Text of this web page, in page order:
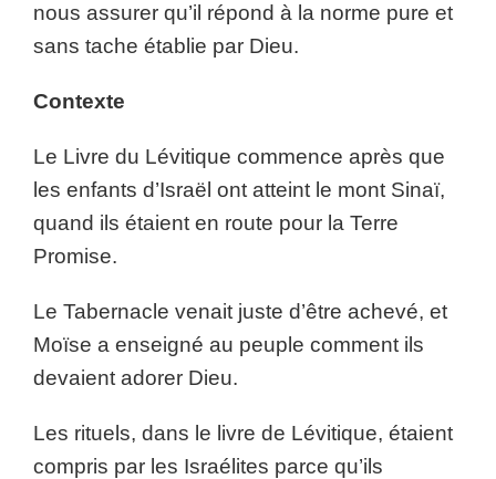
nous assurer qu’il répond à la norme pure et
sans tache établie par Dieu.
Contexte
Le Livre du Lévitique commence après que
les enfants d’Israël ont atteint le mont Sinaï,
quand ils étaient en route pour la Terre
Promise.
Le Tabernacle venait juste d’être achevé, et
Moïse a enseigné au peuple comment ils
devaient adorer Dieu.
Les rituels, dans le livre de Lévitique, étaient
compris par les Israélites parce qu’ils